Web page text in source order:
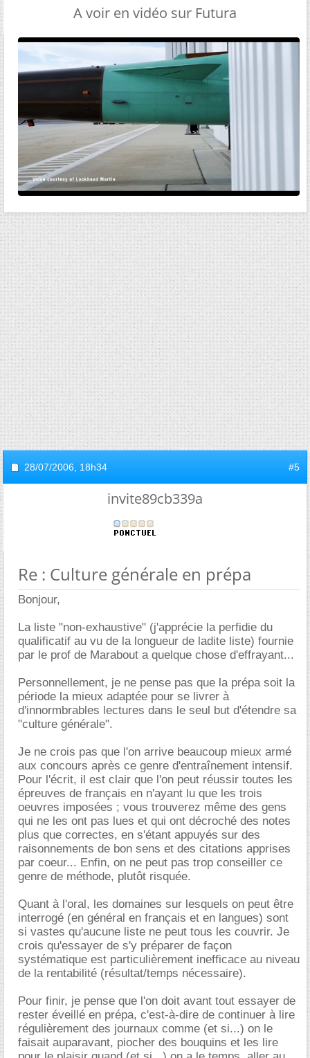
A voir en vidéo sur Futura
28/07/2006, 18h34 #5
invite89cb339a
Re : Culture générale en prépa
Bonjour,
La liste "non-exhaustive" (j'apprécie la perfidie du
qualificatif au vu de la longueur de ladite liste) fournie
par le prof de Marabout a quelque chose d'effrayant...
Personnellement, je ne pense pas que la prépa soit la
période la mieux adaptée pour se livrer à
d'innormbrables lectures dans le seul but d'étendre sa
"culture générale".
Je ne crois pas que l'on arrive beaucoup mieux armé
aux concours après ce genre d'entraînement intensif.
Pour l'écrit, il est clair que l'on peut réussir toutes les
épreuves de français en n'ayant lu que les trois
oeuvres imposées ; vous trouverez même des gens
qui ne les ont pas lues et qui ont décroché des notes
plus que correctes, en s'étant appuyés sur des
raisonnements de bon sens et des citations apprises
par coeur... Enfin, on ne peut pas trop conseiller ce
genre de méthode, plutôt risquée.
Quant à l'oral, les domaines sur lesquels on peut être
interrogé (en général en français et en langues) sont
si vastes qu'aucune liste ne peut tous les couvrir. Je
crois qu'essayer de s'y préparer de façon
systématique est particulièrement inefficace au niveau
de la rentabilité (résultat/temps nécessaire).
Pour finir, je pense que l'on doit avant tout essayer de
rester éveillé en prépa, c'est-à-dire de continuer à lire
régulièrement des journaux comme (et si...) on le
faisait auparavant, piocher des bouquins et les lire